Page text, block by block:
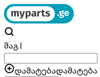
მაგ.|
დამატებადამატება